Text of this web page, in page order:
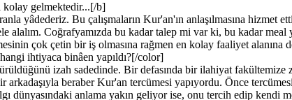
kolay gelmektedir...[/b]
yâdederiz. Bu çalışmaların Kur'an'ın anlaşılmasına hizmet
Coğrafyamızda bu kadar talep mi var ki, bu kadar meal
çok çetin bir iş olmasına rağmen en kolay faaliyet alanına
ihtiyaca binâen yapıldı?[/color]
izah sadedinde. Bir defasında bir ilahiyat fakültemize
arkadaşıyla beraber Kur'an tercümesi yapıyordu. Önce
dünyasındaki anlama yakın geliyor ise, onu tercih edip kendi